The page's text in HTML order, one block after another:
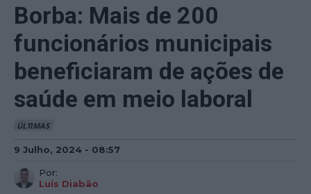
Borba: Mais de 200
funcionários municipais
beneficiaram de ações de
saúde em meio laboral
ÚLTIMAS
9 Julho, 2024 - 08:57
Por:
Luís Diabão